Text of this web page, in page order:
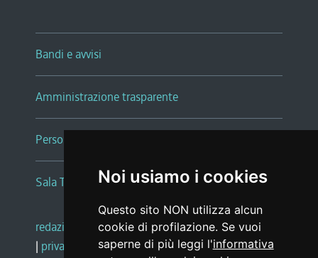
Noi usiamo i cookies
Questo sito NON utilizza alcun
cookie di profilazione. Se vuoi
saperne di più leggi l'informativa
Bandi e avvisi
Amministrazione trasparente
Persone e Uffici
Sala Tiziano Tessitori
redazione web |note legali |glossario
| privacy
social media policy